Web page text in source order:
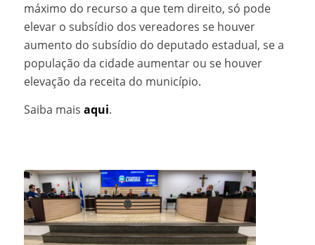
máximo do recurso a que tem direito, só pode
elevar o subsídio dos vereadores se houver
aumento do subsídio do deputado estadual, se a
população da cidade aumentar ou se houver
elevação da receita do município.
Saiba mais aqui.